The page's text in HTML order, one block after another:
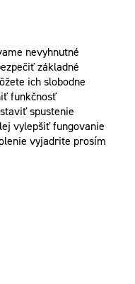
nevyhnutné
základné
ich slobodne
funkčnosť
spustenie
vylepšiť fungovanie
vyjadrite prosím